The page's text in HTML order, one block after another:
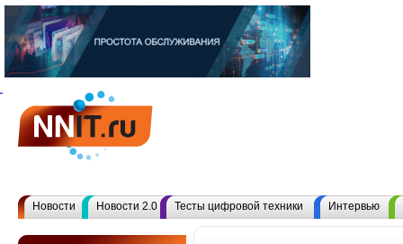
Новости Новости 2.0 Тесты цифровой техники Интервью